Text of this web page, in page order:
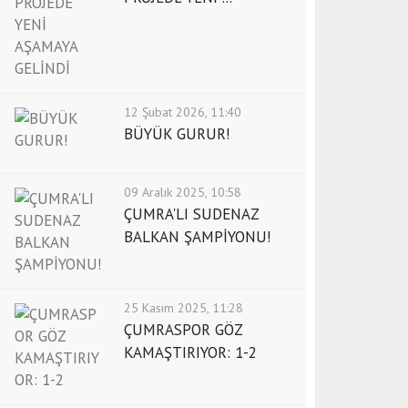
12 Şubat 2026, 11:40
BÜYÜK GURUR!
09 Aralık 2025, 10:58
ÇUMRA'LI SUDENAZ
BALKAN ŞAMPİYONU!
25 Kasım 2025, 11:28
ÇUMRASPOR GÖZ
KAMAŞTIRIYOR: 1-2